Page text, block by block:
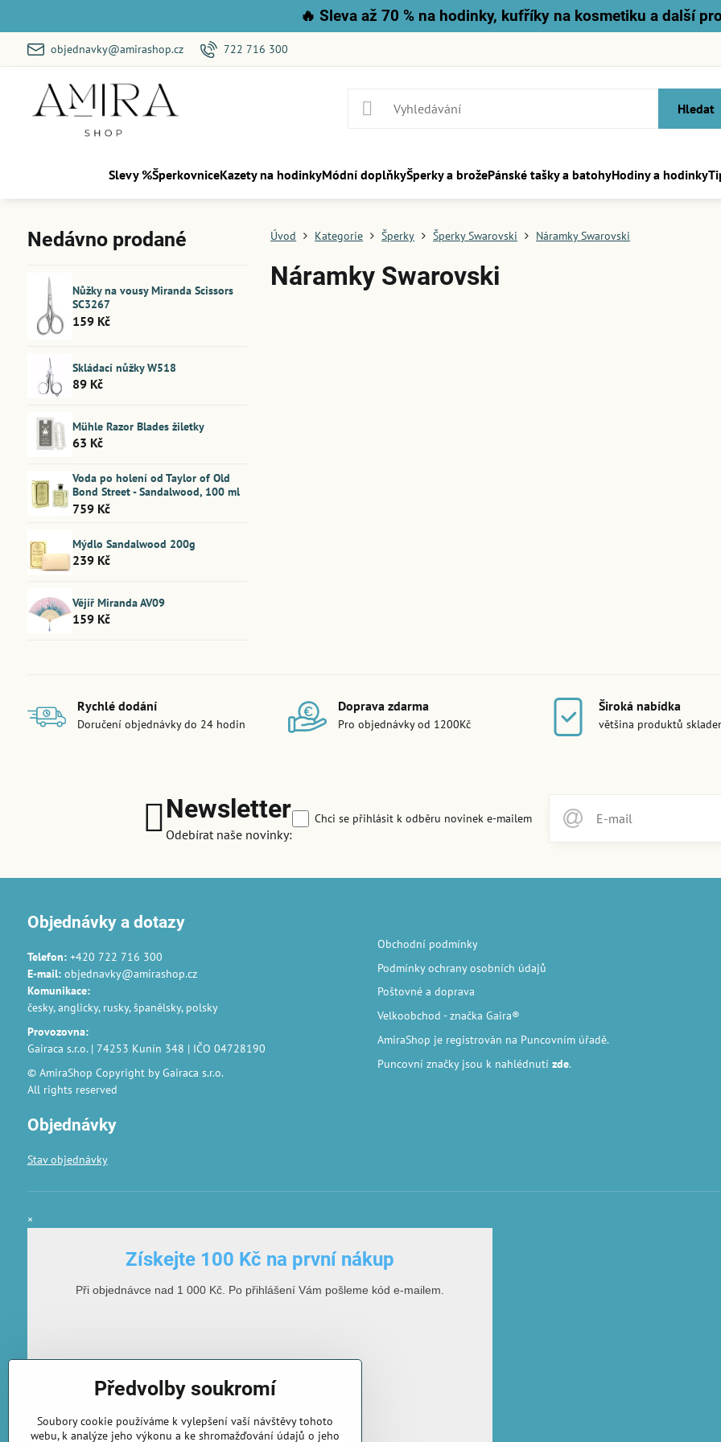
🔥 Sleva až 70 % na hodinky, kufříky na kosmetiku a další
objednavky@amirashop.cz 722 716 300
Hledat
Slevy %ŠperkovniceKazety na hodinkyMódní doplňkyŠperky a brožePánské tašky a batohyHodiny a hodinky
Úvod Kategorie Šperky Šperky Swarovski Náramky Swarovski
Náramky Swarovski
Nedávno prodané
Nůžky na vousy Miranda Scissors
SC3267
159 Kč
Skládací nůžky W518
89 Kč
Mühle Razor Blades žiletky
63 Kč
Voda po holení od Taylor of Old
Bond Street - Sandalwood, 100 ml
759 Kč
Mýdlo Sandalwood 200g
239 Kč
Vějíř Miranda AV09
159 Kč
Rychlé dodání
Doručení objednávky do 24 hodin
Doprava zdarma
Pro objednávky od 1200Kč
Široká nabídka
většina produktů
Newsletter
Odebírat naše novinky:
Chci se přihlásit k odběru novinek e-mailem
Objednávky a dotazy
Telefon:+420 722 716 300
E-mail:objednavky@amirashop.cz
Komunikace:
česky, anglicky, rusky, španělsky, polsky
Provozovna:
Gairaca s.r.o. | 74253 Kunín 348 | IČO 04728190
© AmiraShop Copyright by Gairaca s.r.o.
All rights reserved
Objednávky
Stav objednávky
Obchodní podmínky
Podmínky ochrany osobních údajů
Poštovné a doprava
Velkoobchod - značka Gaira®
AmiraShop je registrován na Puncovním úřadě.
Puncovní značkyjsou k nahlédnutí zde.
×
Získejte 100 Kč na první nákup
Při objednávce nad 1 000 Kč. Po přihlášení Vám pošleme kód e-mailem.
Předvolby soukromí
Soubory cookie používáme k vylepšení vaší návštěvy tohoto
webu, k analýze jeho výkonu a ke shromažďování údajů o jeho